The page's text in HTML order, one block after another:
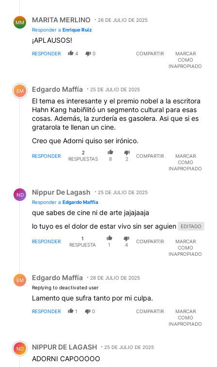
MM MARITA MERLINO
26 DE JULIO DE 2025
Responder a Enrique Ruiz
¡APLAUSOS!
RESPONDER 4 0 COMPARTIR
MARCAR
COMO
INAPROPIADO
Comentario de Edgardo Maffía.
EM Edgardo Maffía 25 DE JULIO DE 2025
El tema es interesante y el premio nobel a la escritora
Hahn Kang habiñlitó un segmento cultural para esas
cosas. Además, la zurdería es gasolera. Asi que si es
gratarola te llenan un cine.
Creo que Adorni quiso ser irónico.
RESPONDER
2
RESPUESTAS
8 2
COMPARTIR
MARCAR
COMO
INAPROPIADO
ND Nippur De Lagash
25 DE JULIO DE 2025
Responder a Edgardo Maffía
que sabes de cine ni de arte jajajaaja
lo tuyo es el dolor de estar vivo sin ser aguien
EDITADO
RESPONDER
1
RESPUESTA
1 4
COMPARTIR
MARCAR
COMO
INAPROPIADO
EM Edgardo Maffía
28 DE JULIO DE 2025
Replying to deactivated user
Lamento que sufra tanto por mi culpa.
RESPONDER 1 0 COMPARTIR
MARCAR
COMO
INAPROPIADO
Comentario de NIPPUR DE LAGASH.
ND NIPPUR DE LAGASH 25 DE JULIO DE 2025
ADORNI CAPOOOOO